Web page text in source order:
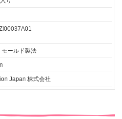
モールド製法
Japan 株式会社